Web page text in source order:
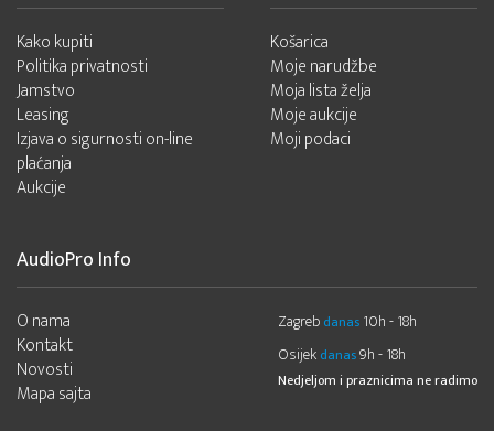
Kako kupiti
Politika privatnosti
Jamstvo
Leasing
Izjava o sigurnosti on-line
plaćanja
Aukcije
Košarica
Moje narudžbe
Moja lista želja
Moje aukcije
Moji podaci
AudioPro Info
O nama
Kontakt
Novosti
Mapa sajta
Zagreb danas 10h - 18h
Osijek danas9h - 18h
Nedjeljom i praznicima ne radimo